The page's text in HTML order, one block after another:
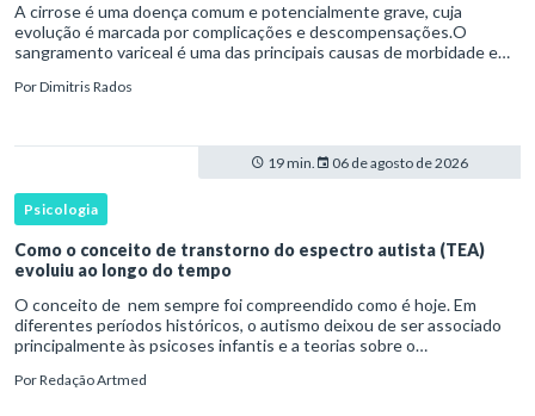
A cirrose é uma doença comum e potencialmente grave, cuja
evolução é marcada por complicações e descompensações.O
sangramento variceal é uma das principais causas de morbidade e
hipertensão port
PorDimitris Rados
19 min. 06 de agosto de 2026
Psicologia
Como o conceito de transtorno do espectro autista (TEA)
evoluiu ao longo do tempo
O conceito de nem sempre foi compreendido como é hoje. Em
diferentes períodos históricos, o autismo deixou de ser associado
principalmente às psicoses infantis e a teorias sobre o
transtorno do des
PorRedação Artmed